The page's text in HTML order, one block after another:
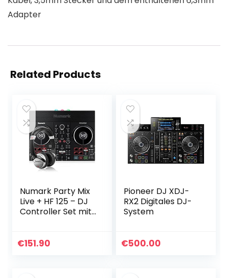
Adapter
Related Products
Numark Party Mix
Live + HF 125 – DJ
Controller Set mit
Lichtshow & Mixer
€151.90
Pioneer DJ XDJ-
RX2 Digitales DJ-
System
€500.00